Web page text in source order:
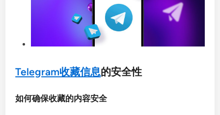
Telegram收藏信息的安全性
如何确保收藏的内容安全